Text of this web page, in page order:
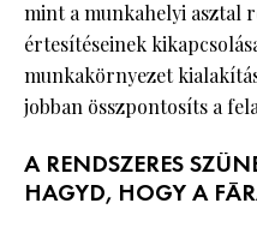
mint a munkahelyi asztal
értesítéseinek
munkakörnyezet
jobban összpontosíts a
A RENDSZERES
HAGYD, HOGY A